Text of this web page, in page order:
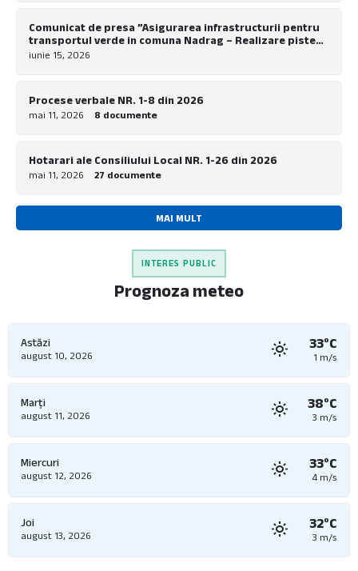
Comunicat de presa ”Asigurarea infrastructurii pentru
transportul verde in comuna Nadrag – Realizare piste
pentru biciclete la nivel local”
iunie 15, 2026
Procese verbale NR. 1-8 din 2026
mai 11, 2026 8 documente
Hotarari ale Consiliului Local NR. 1-26 din 2026
mai 11, 2026 27 documente
MAI MULT
INTERES PUBLIC
Prognoza meteo
Astăzi
august 10, 2026
33°C
1 m/s
Marți
august 11, 2026
38°C
3 m/s
Miercuri
august 12, 2026
33°C
4 m/s
Joi
august 13, 2026
32°C
3 m/s